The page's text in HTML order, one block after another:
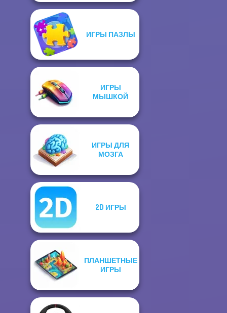
ИГРЫ ПАЗЛЫ
ИГРЫ
МЫШКОЙ
ИГРЫ ДЛЯ
МОЗГА
2D ИГРЫ
ПЛАНШЕТНЫЕ
ИГРЫ